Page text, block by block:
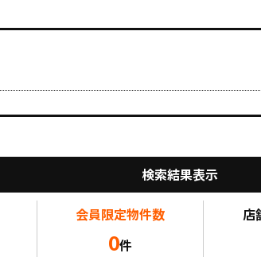
検索結果表示
会員限定物件数
0件
店